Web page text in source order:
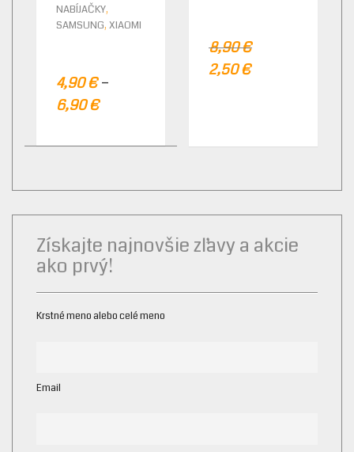
NABÍJAČKY,
SAMSUNG, XIAOMI
4,90€–
6,90€
8,90€
2,50€
Získajte najnovšie zľavy a akcie
ako prvý!
Krstné meno alebo celé meno
Email